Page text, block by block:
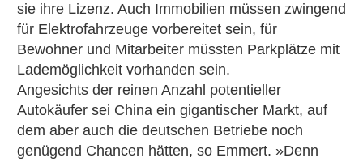
sie ihre Lizenz. Auch Immobilien müssen zwingend
für Elektrofahrzeuge vorbereitet sein, für
Bewohner und Mitarbeiter müssten Parkplätze mit
Lademöglichkeit vorhanden sein.
Angesichts der reinen Anzahl potentieller
Autokäufer sei China ein gigantischer Markt, auf
dem aber auch die deutschen Betriebe noch
genügend Chancen hätten, so Emmert. »Denn